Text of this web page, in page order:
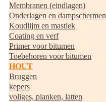
Membranen (eindlagen)
Onderlagen en dampschermen
Koudlijm en mastiek
Coating en verf
Primer voor bitumen
Toebehoren voor bitumen
HOUT
Bruggen
kepers
voliges, planken, latten